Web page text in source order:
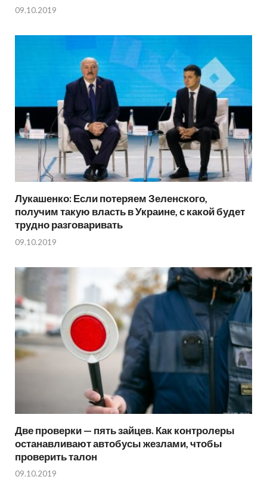
09.10.2019
Лукашенко: Если потеряем Зеленского,
получим такую власть в Украине, с какой будет
трудно разговаривать
09.10.2019
Две проверки — пять зайцев. Как контролеры
останавливают автобусы жезлами, чтобы
проверить талон
09.10.2019